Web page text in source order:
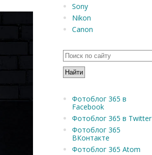
Sony
Nikon
Canon
Фотоблог 365 в
Facebook
Фотоблог 365 в Twitter
Фотоблог 365
ВКонтакте
Фотоблог 365 Atom